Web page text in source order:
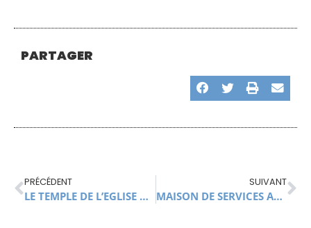
PARTAGER
PRÉCÉDENT
LE TEMPLE DE L’EGLISE RÉFORMÉE
SUIVANT
MAISON DE SERVICES AU PUBLIC D’ANDUZE